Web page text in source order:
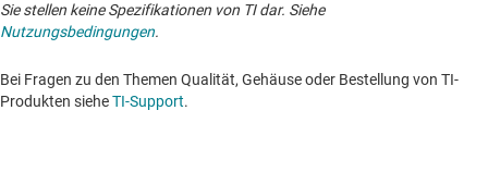
Sie stellen keine Spezifikationen von TI dar. Siehe
Nutzungsbedingungen.
Bei Fragen zu den Themen Qualität, Gehäuse oder Bestellung von TI-
Produkten sieheTI-Support. ​​​​​​​​​​​​​​